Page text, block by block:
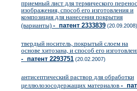
приемный лист для термического
изображения, способ его изготовления и
композиция для нанесения покрытия
(варианты) - патент 2333839 (20.09.2008)
твердый носитель, покрытый слоем на
основе хитозана, и способ его
- патент 2293751 (20.02.2007)
антисептический раствор для обработки
целлюлозосодержащих материалов -